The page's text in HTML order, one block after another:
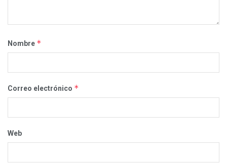
Nombre *
Correo electrónico *
Web